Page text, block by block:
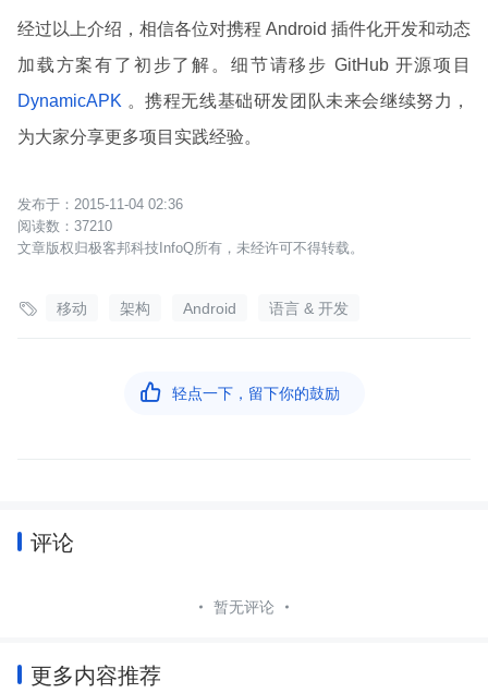
经过以上介绍，相信各位对携程 Android 插件化开发和动态
加载方案有了初步了解。细节请移步 GitHub 开源项目
DynamicAPK 。携程无线基础研发团队未来会继续努力，
为大家分享更多项目实践经验。
2015-11-04 02:36
37210
文章版权归极客邦科技InfoQ所有，未经许可不得转载。
 移动 架构 Android 语言 & 开发
 轻点一下，留下你的鼓励
评论
暂无评论
更多内容推荐